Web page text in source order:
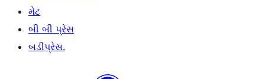
મેટ
બી બી પ્રેસ
બડીપ્રેસ.